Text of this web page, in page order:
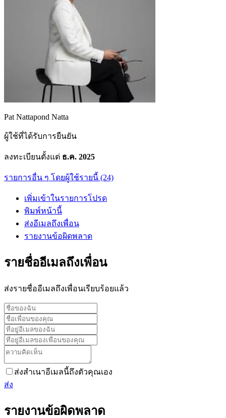
Pat Nattapond Natta
ผู้ใช้ที่ได้รับการยืนยัน
ลงทะเบียนตั้งแต่ ธ.ค. 2025
รายการอื่น ๆ โดยผู้ใช้รายนี้ (24)
เพิ่มเข้าในรายการโปรด
พิมพ์หน้านี้
ส่งอีเมลถึงเพื่อน
รายงานข้อผิดพลาด
รายชื่ออีเมลถึงเพื่อน
ส่งรายชื่ออีเมลถึงเพื่อนเรียบร้อยแล้ว
ส่งสำเนาอีเมลนี้ถึงตัวคุณเอง
ส่ง
รายงานข้อผิดพลาด